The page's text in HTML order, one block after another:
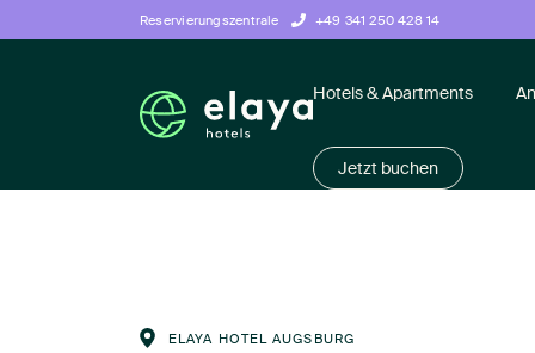
Reservierungszentrale +49 341 250 428 14
Hotels & Apartments
Jetzt buchen
ELAYA HOTEL AUGSBURG